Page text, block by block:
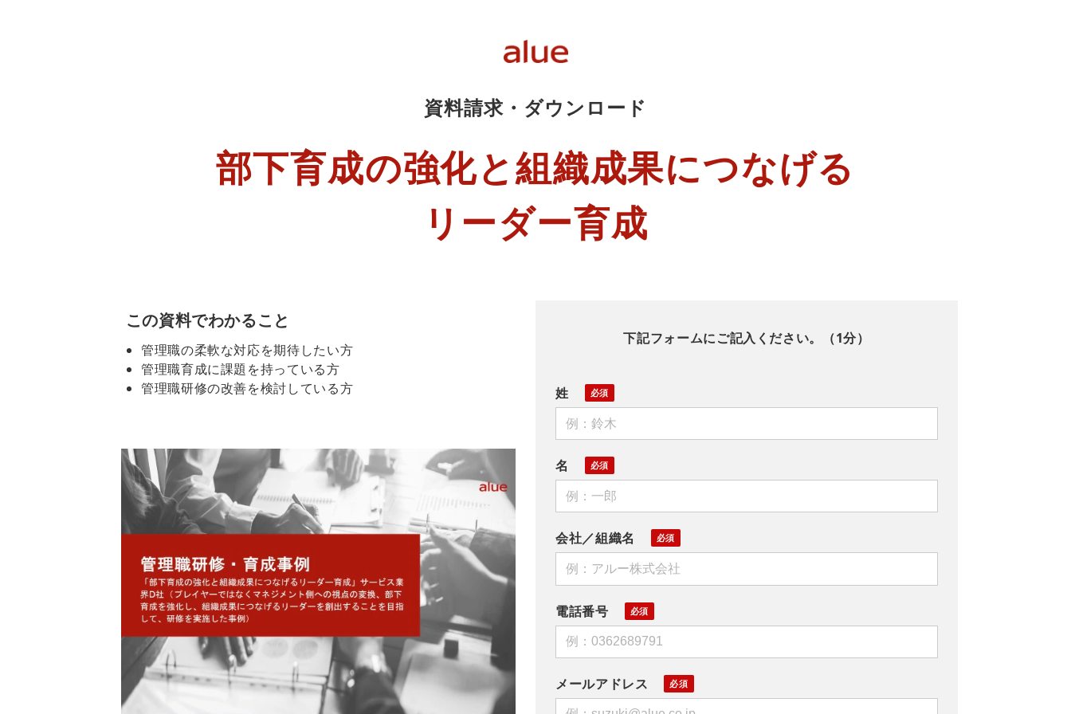
資料請求・ダウンロード
部下育成の強化と組織成果につなげる
リーダー育成
この資料でわかること
管理職の柔軟な対応を期待したい方
管理職育成に課題を持っている方
管理職研修の改善を検討している方
下記フォームにご記入ください。（1分）
姓
名
会社／組織名
電話番号
メールアドレス